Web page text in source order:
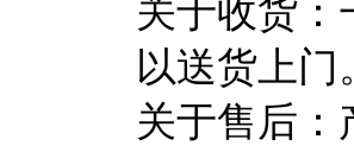
关于收货：
以送货上门
关于售后：